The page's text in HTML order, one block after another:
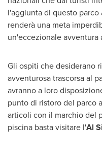
l'aggiunta di questo
renderà una meta
un'eccezionale avventura
Gli ospiti che desiderano
avventurosa trascorsa al
avranno a loro
punto di ristoro del parco
articoli con il marchio del
piscina basta visitare l'Al